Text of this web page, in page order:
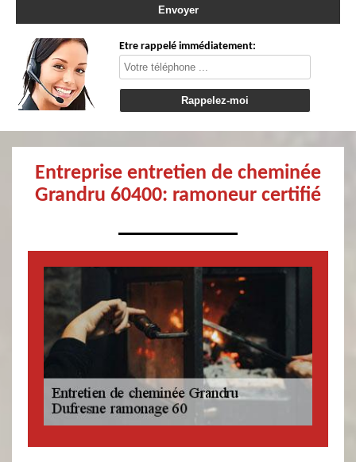
Etre rappelé immédiatement:
Entreprise entretien de cheminée
Grandru 60400: ramoneur certifié